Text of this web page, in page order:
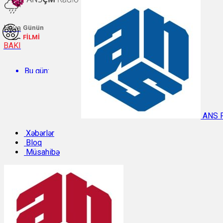
Hava
BAKI
Bu gün:
Temperatur: 30.4°C. Rütubət: 49%.
Sabah:
Günün
FİLMİ
ANS
Xəbərlər
Bloq
Müsahibə